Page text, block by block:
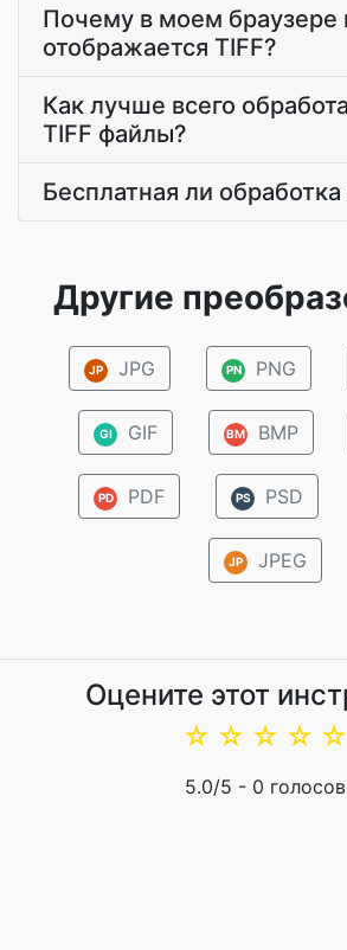
Почему в моем браузере
отображается TIFF?
Как лучше всего
TIFF файлы?
Бесплатная ли
Другие
JP JPG PN PNG
GI GIF BM BMP
PD PDF PS PSD
JP JPEG
Оцените этот
☆
☆
☆
☆
☆
5.0/5 - 0 голосов